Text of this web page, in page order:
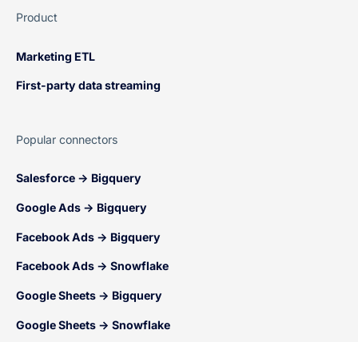
Product
Marketing ETL
First-party data streaming
Popular connectors
Salesforce → Bigquery
Google Ads → Bigquery
Facebook Ads → Bigquery
Facebook Ads → Snowflake
Google Sheets → Bigquery
Google Sheets → Snowflake